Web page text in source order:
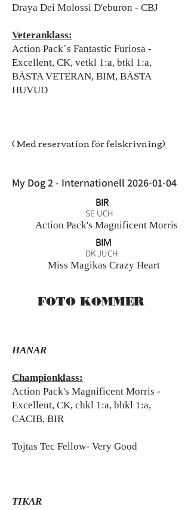
Draya Dei Molossi D'eburon - CBJ
Veteranklass:
Action Pack´s Fantastic Furiosa -
Excellent, CK, vetkl 1:a, btkl 1:a,
BÄSTA VETERAN, BIM, BÄSTA
HUVUD
( Med reservation för felskrivning)
My Dog 2 - Internationell 2026-01-04
BIR
SE UCH
Action Pack's Magnificent Morris
BIM
DK JUCH
Miss Magikas Crazy Heart
FOTO KOMMER
HANAR
Championklass:
Action Pack's Magnificent Morris -
Excellent, CK, chkl 1:a, bhkl 1:a,
CACIB, BIR
Tojtas Tec Fellow- Very Good
TIKAR